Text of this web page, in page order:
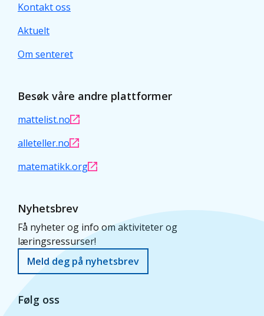
Kontakt oss
Aktuelt
Om senteret
Besøk våre andre plattformer
mattelist.no
alleteller.no
matematikk.org
Nyhetsbrev
Få nyheter og info om aktiviteter og
læringsressurser!
Meld deg på nyhetsbrev
Følg oss